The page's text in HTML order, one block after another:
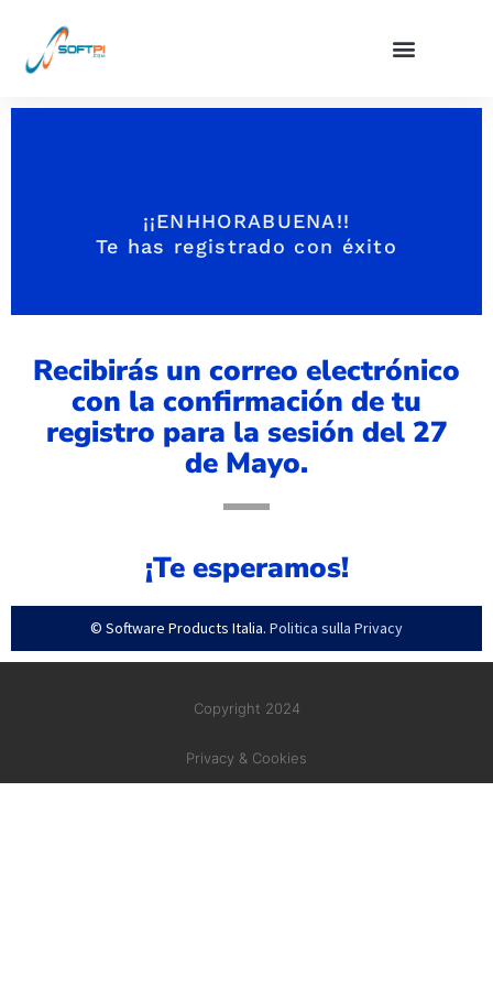
¡¡ENHHORABUENA!!
Te has registrado con éxito
Recibirás un correo electrónico
con la confirmación de tu
registro para la sesión del 27
de Mayo.
¡Te esperamos!
© Software Products Italia. Politica sulla Privacy
Copyright 2024
Privacy & Cookies